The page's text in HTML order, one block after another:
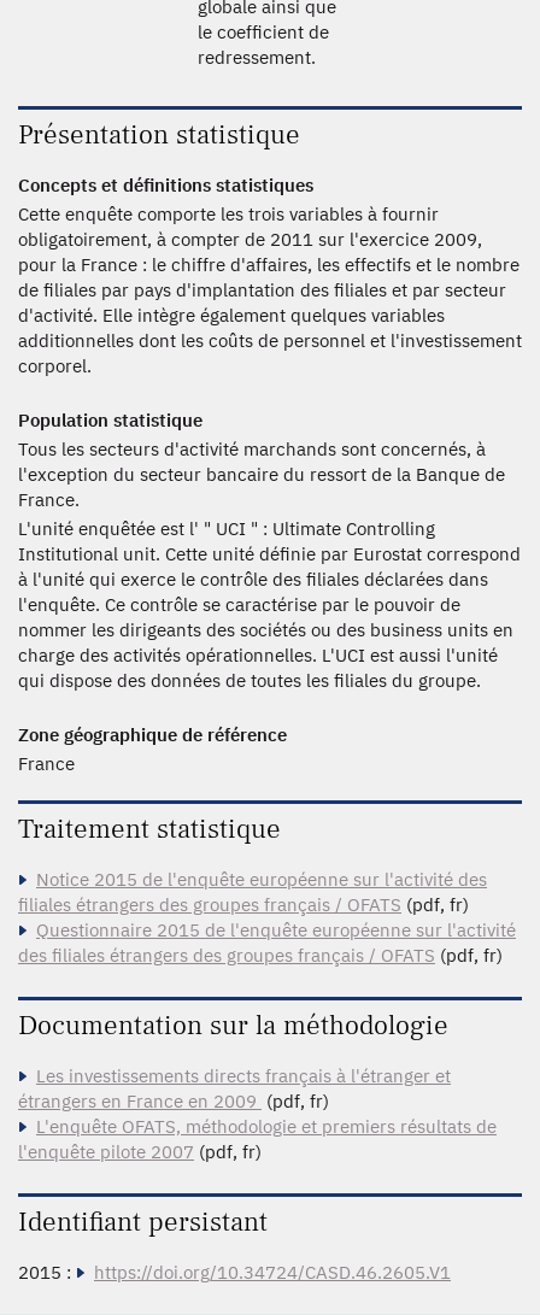
globale ainsi que
le coefficient de
redressement.
Présentation statistique
Concepts et définitions statistiques
Cette enquête comporte les trois variables à fournir
obligatoirement, à compter de 2011 sur l'exercice 2009,
pour la France : le chiffre d'affaires, les effectifs et le nombre
de filiales par pays d'implantation des filiales et par secteur
d'activité. Elle intègre également quelques variables
additionnelles dont les coûts de personnel et l'investissement
corporel.
Population statistique
Tous les secteurs d'activité marchands sont concernés, à
l'exception du secteur bancaire du ressort de la Banque de
France.
L'unité enquêtée est l' " UCI " : Ultimate Controlling
Institutional unit. Cette unité définie par Eurostat correspond
à l'unité qui exerce le contrôle des filiales déclarées dans
l'enquête. Ce contrôle se caractérise par le pouvoir de
nommer les dirigeants des sociétés ou des business units en
charge des activités opérationnelles. L'UCI est aussi l'unité
qui dispose des données de toutes les filiales du groupe.
Zone géographique de référence
France
Traitement statistique
Notice 2015 de l'enquête européenne sur l'activité des
filiales étrangers des groupes français / OFATS (pdf, fr)
Questionnaire 2015 de l'enquête européenne sur l'activité
des filiales étrangers des groupes français / OFATS (pdf, fr)
Documentation sur la méthodologie
Les investissements directs français à l'étranger et
étrangers en France en 2009 (pdf, fr)
L'enquête OFATS, méthodologie et premiers résultats de
l'enquête pilote 2007 (pdf, fr)
Identifiant persistant
2015 : https://doi.org/10.34724/CASD.46.2605.V1